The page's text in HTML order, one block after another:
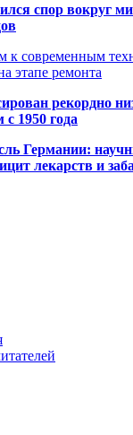
спор вокруг
к современным
этапе ремонта
рекордно
1950 года
Германии:
лекарств и